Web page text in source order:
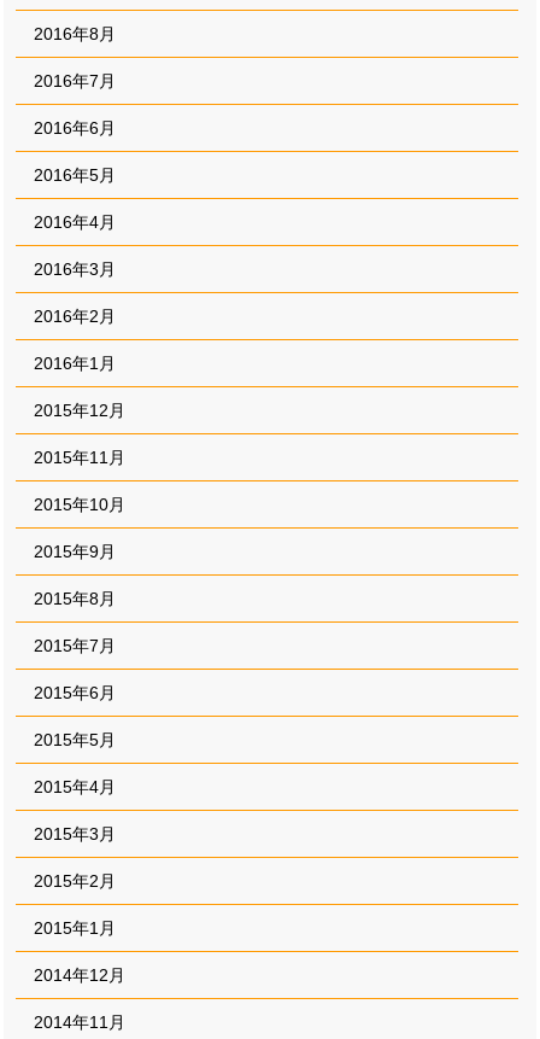
2016年8月
2016年7月
2016年6月
2016年5月
2016年4月
2016年3月
2016年2月
2016年1月
2015年12月
2015年11月
2015年10月
2015年9月
2015年8月
2015年7月
2015年6月
2015年5月
2015年4月
2015年3月
2015年2月
2015年1月
2014年12月
2014年11月